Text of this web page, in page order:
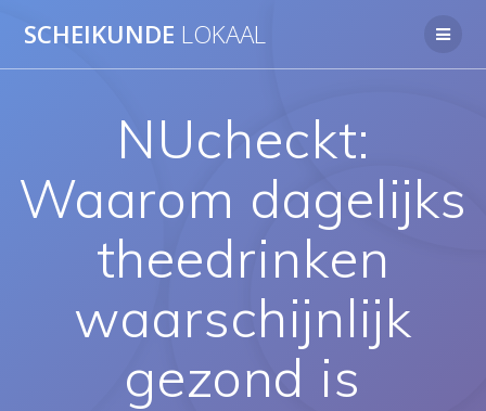
naar
SCHEIKUNDE LOKAAL
NUcheckt:
Waarom dagelijks
theedrinken
waarschijnlijk
gezond is